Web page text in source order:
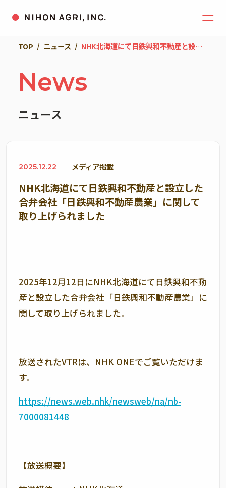
TOP ニュース NHK北海道にて日鉄興和不動産と設立した合弁会社「日鉄興和不動産農業」に関して取り上げられました
News
ニュース
2025.12.22 メディア掲載
NHK北海道にて日鉄興和不動産と設立した
合弁会社「日鉄興和不動産農業」に関して
取り上げられました
2025年12月12日にNHK北海道にて日鉄興和不動
産と設立した合弁会社「日鉄興和不動産農業」に
関して取り上げられました。
放送されたVTRは、NHK ONEでご覧いただけま
す。
https://news.web.nhk/newsweb/na/nb-
7000081448
【放送概要】